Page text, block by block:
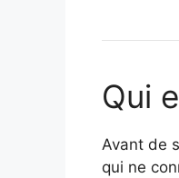
Qui
Avant de
qui ne